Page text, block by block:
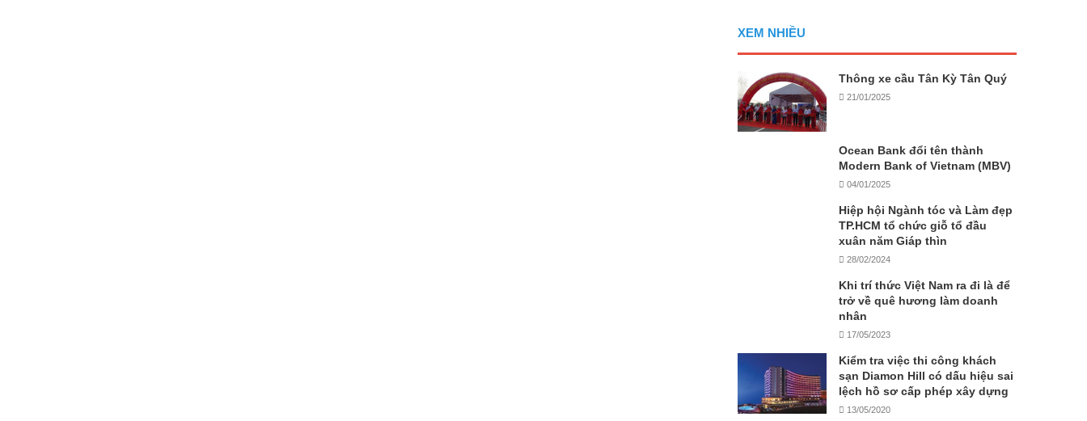
XEM NHIỀU
Thông xe cầu Tân Kỳ Tân Quý
21/01/2025
Ocean Bank đổi tên thành
Modern Bank of Vietnam (MBV)
04/01/2025
Hiệp hội Ngành tóc và Làm đẹp
TP.HCM tổ chức giỗ tổ đầu
xuân năm Giáp thìn
28/02/2024
Khi trí thức Việt Nam ra đi là để
trở về quê hương làm doanh
nhân
17/05/2023
Kiểm tra việc thi công khách
sạn Diamon Hill có dấu hiệu sai
lệch hồ sơ cấp phép xây dựng
13/05/2020